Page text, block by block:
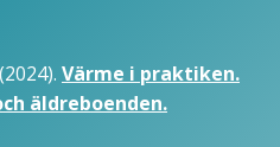
Värme i praktiken.
äldreboenden.